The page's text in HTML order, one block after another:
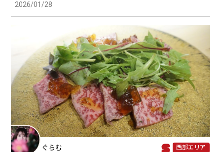
2026/01/28
ぐらむ 西部エリア